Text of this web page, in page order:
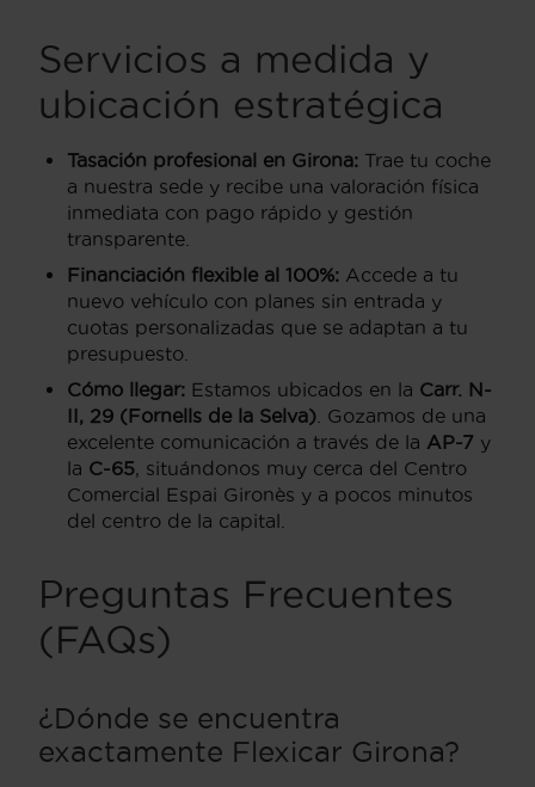
Servicios a medida y
ubicación estratégica
Tasación profesional en Girona: Trae tu coche
a nuestra sede y recibe una valoración física
inmediata con pago rápido y gestión
transparente.
Financiación flexible al 100%: Accede a tu
nuevo vehículo con planes sin entrada y
cuotas personalizadas que se adaptan a tu
presupuesto.
Cómo llegar: Estamos ubicados en la Carr. N-
II, 29 (Fornells de la Selva) . Gozamos de una
excelente comunicación a través de la AP-7 y
la C-65 , situándonos muy cerca del Centro
Comercial Espai Gironès y a pocos minutos
del centro de la capital.
Preguntas Frecuentes
(FAQs)
¿Dónde se encuentra
exactamente Flexicar Girona?